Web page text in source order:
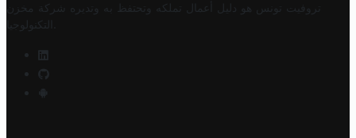
تروفيت تونس هو دليل أعمال تملكه وتحتفظ به وتديره
شركة مخزن
التكنولوجيا